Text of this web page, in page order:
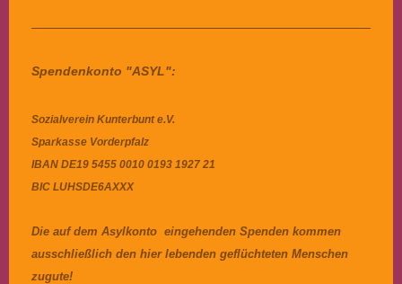
Spendenkonto "ASYL":
Sozialverein Kunterbunt e.V.
Sparkasse Vorderpfalz
IBAN DE19 5455 0010 0193 1927 21
BIC LUHSDE6AXXX
Die auf dem Asylkonto eingehenden Spenden kommen
ausschließlich den hier lebenden geflüchteten Menschen
zugute!